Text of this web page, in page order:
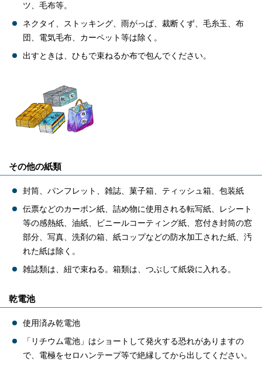
ツ、毛布等。
ネクタイ、ストッキング、雨がっぱ、裁断くず、毛糸玉、布
団、電気毛布、カーペット等は除く。
出すときは、ひもで束ねるか布で包んでください。
その他の紙類
封筒、パンフレット、雑誌、菓子箱、ティッシュ箱、包装紙
伝票などのカーボン紙、詰め物に使用される転写紙、レシート
等の感熱紙、油紙、ビニールコーティング紙、窓付き封筒の窓
部分、写真、洗剤の箱、紙コップなどの防水加工された紙、汚
れた紙は除く。
雑誌類は、紐で束ねる。箱類は、つぶして紙袋に入れる。
乾電池
使用済み乾電池
「リチウム電池」はショートして発火する恐れがありますの
で、電極をセロハンテープ等で絶縁してから出してください。